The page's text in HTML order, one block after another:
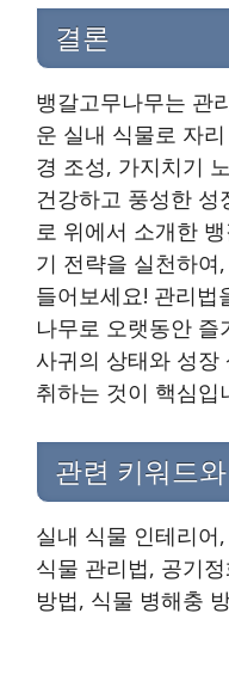
결론
뱅갈고무나무는 관
운 실내 식물로 자
경 조성, 가지치기
건강하고 풍성한 성
로 위에서 소개한
기 전략을 실천하
들어보세요! 관리법
나무로 오랫동안 즐
사귀의 상태와 성장
취하는 것이 핵심입
관련 키워드
실내 식물 인테리어
식물 관리법, 공기
방법, 식물 병해충